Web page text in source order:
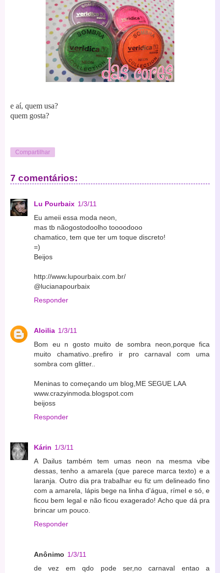
e aí, quem usa?
quem gosta?
Compartilhar
7 comentários:
Lu Pourbaix 1/3/11
Eu ameii essa moda neon,
mas tb nãogostodoolho toooodooo
chamatico, tem que ter um toque discreto!
=)
Beijos
http://www.lupourbaix.com.br/
@lucianapourbaix
Responder
Aloilia 1/3/11
Bom eu n gosto muito de sombra neon,porque fica
muito chamativo..prefiro ir pro carnaval com uma
sombra com glitter..
Meninas to começando um blog,ME SEGUE LAA
www.crazyinmoda.blogspot.com
beijoss
Responder
Kárin 1/3/11
A Dailus também tem umas neon na mesma vibe
dessas, tenho a amarela (que parece marca texto) e a
laranja. Outro dia pra trabalhar eu fiz um delineado fino
com a amarela, lápis bege na linha d'água, rímel e só, e
ficou bem legal e não ficou exagerado! Acho que dá pra
brincar um pouco.
Responder
Anônimo 1/3/11
de vez em qdo pode ser,no carnaval entao a